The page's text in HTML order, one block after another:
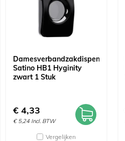
Damesverbandzakdispenser
Satino HB1 Hyginity
zwart 1 Stuk
€ 4,33
€ 5,24 Incl. BTW
Vergelijken